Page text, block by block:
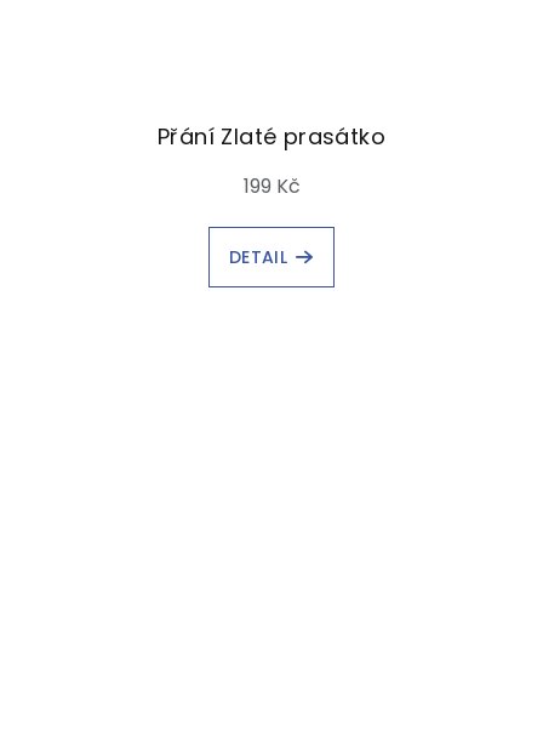
Přání Zlaté prasátko
199 Kč
DETAIL